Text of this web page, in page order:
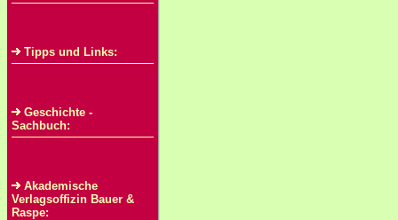
Tipps und Links:
Geschichte -
Sachbuch:
Akademische
Verlagsoffizin Bauer &
Raspe: